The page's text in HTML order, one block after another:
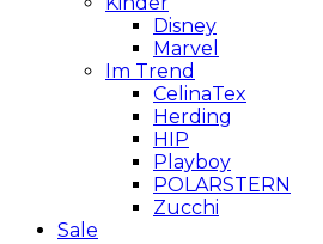
Disney
Marvel
Im Trend
CelinaTex
Herding
HIP
Playboy
POLARSTERN
Zucchi
Sale